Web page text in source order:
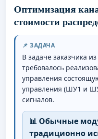
Оптимизация
стоимости
📌 ЗАДАЧА
В задаче заказчика
требовалось
управления
управления (ШУ1 и
сигналов.
📊 Обычные
традиционно